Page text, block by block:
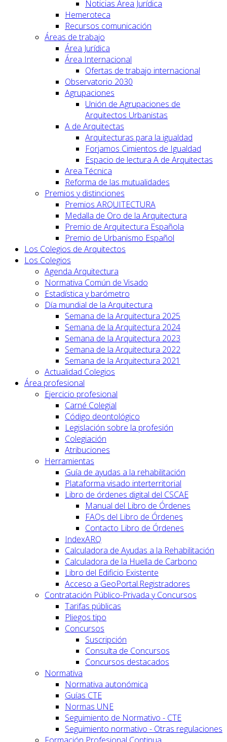
Noticias Area Jurídica
Hemeroteca
Recursos comunicación
Áreas de trabajo
Área Jurídica
Área Internacional
Ofertas de trabajo internacional
Observatorio 2030
Agrupaciones
Unión de Agrupaciones de
Arquitectos Urbanistas
A de Arquitectas
Arquitecturas para la igualdad
Forjamos Cimientos de Igualdad
Espacio de lectura A de Arquitectas
Area Técnica
Reforma de las mutualidades
Premios y distinciones
Premios ARQUITECTURA
Medalla de Oro de la Arquitectura
Premio de Arquitectura Española
Premio de Urbanismo Español
Los Colegios de Arquitectos
Los Colegios
Agenda Arquitectura
Normativa Común de Visado
Estadística y barómetro
Día mundial de la Arquitectura
Semana de la Arquitectura 2025
Semana de la Arquitectura 2024
Semana de la Arquitectura 2023
Semana de la Arquitectura 2022
Semana de la Arquitectura 2021
Actualidad Colegios
Área profesional
Ejercicio profesional
Carné Colegial
Código deontológico
Legislación sobre la profesión
Colegiación
Atribuciones
Herramientas
Guía de ayudas a la rehabilitación
Plataforma visado interterritorial
Libro de órdenes digital del CSCAE
Manual del Libro de Órdenes
FAQs del Libro de Órdenes
Contacto Libro de Órdenes
IndexARQ
Calculadora de Ayudas a la Rehabilitación
Calculadora de la Huella de Carbono
Libro del Edificio Existente
Acceso a GeoPortal.Registradores
Contratación Público-Privada y Concursos
Tarifas públicas
Pliegos tipo
Concursos
Suscripción
Consulta de Concursos
Concursos destacados
Normativa
Normativa autonómica
Guías CTE
Normas UNE
Seguimiento de Normativo - CTE
Seguimiento normativo - Otras regulaciones